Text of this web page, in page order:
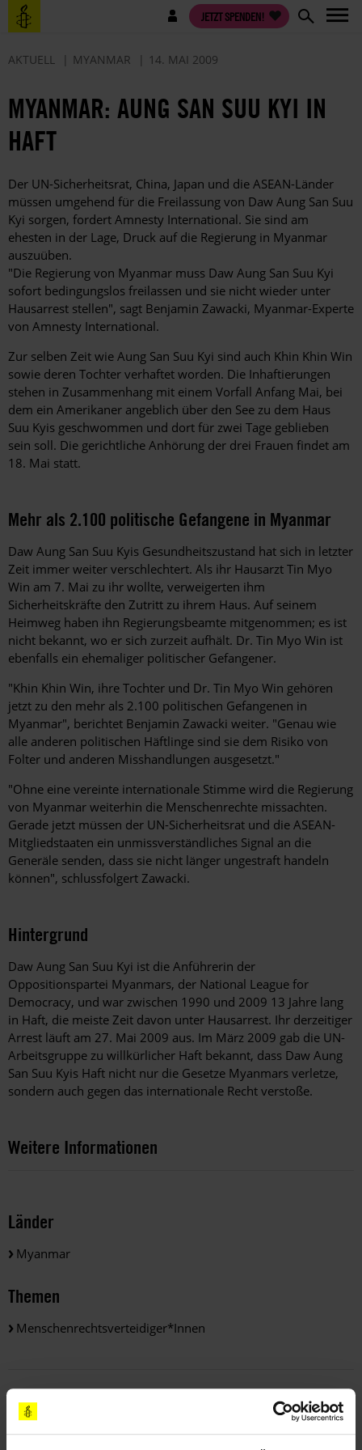
Direkt
zum
Benutzermenü JETZT SPENDEN!
AKTUELL MYANMAR 14. MAI 2009
MYANMAR: AUNG SAN SUU KYI IN
HAFT
Der UN-Sicherheitsrat, China, Japan und die ASEAN-Länder
müssen umgehend für die Freilassung von Daw Aung San Suu
Kyi sorgen, fordert Amnesty International. Sie sind am
ehesten in der Lage, Druck auf die Regierung in Myanmar
auszuüben.
"Die Regierung von Myanmar muss Daw Aung San Suu Kyi
sofort bedingungslos freilassen und sie nicht wieder unter
Hausarrest stellen", sagt Benjamin Zawacki, Myanmar-Experte
von Amnesty International.
Zur selben Zeit wie Aung San Suu Kyi sind auch Khin Khin Win
sowie deren Tochter verhaftet worden. Die Inhaftierungen
stehen in Zusammenhang mit einem Vorfall Anfang Mai, bei
dem ein Amerikaner angeblich über den See zu dem Haus
Suu Kyis geschwommen und dort für zwei Tage geblieben
sein soll. Die gerichtliche Anhörung der drei Frauen findet am
18. Mai statt.
Mehr als 2.100 politische Gefangene in Myanmar
Daw Aung San Suu Kyis Gesundheitszustand hat sich in letzter
Zeit immer weiter verschlechtert. Als ihr Hausarzt Tin Myo
Win am 7. Mai zu ihr wollte, verweigerten ihm
Sicherheitskräfte den Zutritt zu ihrem Haus. Auf seinem
Heimweg haben ihn Regierungsbeamte mitgenommen; es ist
nicht bekannt, wo er sich zurzeit aufhält. Dr. Tin Myo Win ist
ebenfalls ein ehemaliger politischer Gefangener.
"Khin Khin Win, ihre Tochter und Dr. Tin Myo Win gehören
jetzt zu den mehr als 2.100 politischen Gefangenen in
Myanmar", berichtet Benjamin Zawacki weiter. "Genau wie
alle anderen politischen Häftlinge sind sie dem Risiko von
Folter und anderen Misshandlungen ausgesetzt."
"Ohne eine vereinte internationale Stimme wird die Regierung
von Myanmar weiterhin die Menschenrechte missachten.
Gerade jetzt müssen der UN-Sicherheitsrat und die ASEAN-
Mitgliedstaaten ein unmissverständliches Signal an die
Generäle senden, dass sie nicht länger ungestraft handeln
können", schlussfolgert Zawacki.
Hintergrund
Daw Aung San Suu Kyi ist die Anführerin der
Oppositionspartei Myanmars, der National League for
Democracy, und war zwischen 1990 und 2009 13 Jahre lang
in Haft, die meiste Zeit davon unter Hausarrest. Ihr derzeitiger
Arrest läuft am 27. Mai 2009 aus. Im März 2009 gab die UN-
Arbeitsgruppe zu willkürlicher Haft bekannt, dass Daw Aung
San Suu Kyis Haft nicht nur die Gesetze Myanmars verletze,
sondern auch gegen das internationale Recht verstoße.
Weitere Informationen
Länder
Myanmar
Themen
Menschenrechtsverteidiger*innen
Teile diesen Beitrag